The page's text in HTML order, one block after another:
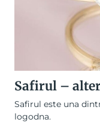
Safirul –
Safirul este una
logodna.